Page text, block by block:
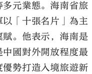
元業態。海南省旅
「十張名片」為主
。他表示，海南是
國對外開放程度最
勢打造入境旅遊新